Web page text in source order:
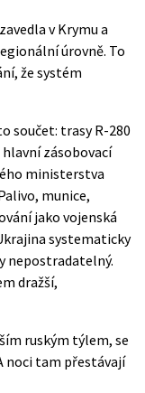
v Krymu a
úrovně. To
že systém
součet: trasy R-280
zásobovací
ministerstva
munice,
jako vojenská
systematicky
nepostradatelný.
dražší,
ruským týlem, se
noci tam přestávají